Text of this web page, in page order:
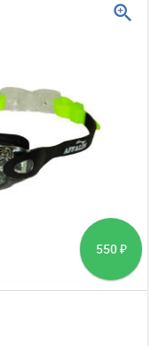
550 ₽
zoom_in